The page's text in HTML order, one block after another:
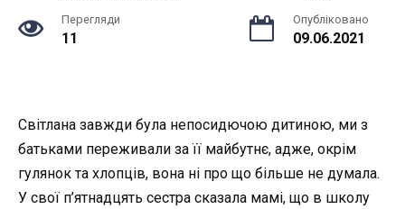
Перегляди
11
Опубліковано
09.06.2021
Світлана завжди була непосидючою дитиною, ми з
батьками переживали за її майбутнє, адже, окрім
гулянок та хлопців, вона ні про що більше не думала.
У свої п’ятнадцять сестра сказала мамі, що в школу